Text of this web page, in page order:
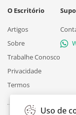
O Escritório
Artigos
Sobre
Trabalhe Conosco
Privacidade
Termos
Uso de